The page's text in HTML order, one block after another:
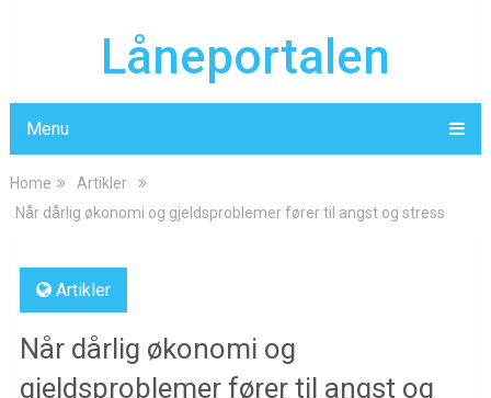
Låneportalen
Menu
Home
Artikler
Når dårlig økonomi og gjeldsproblemer fører til angst og stress
Artikler
Når dårlig økonomi og
gjeldsproblemer fører til angst og